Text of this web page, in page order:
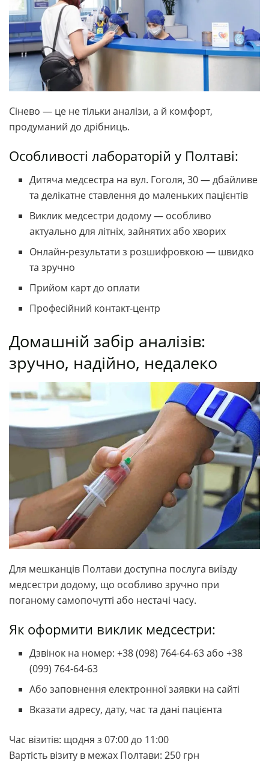
Сінево — це не тільки аналізи, а й комфорт,
продуманий до дрібниць.
Особливості лабораторій у Полтаві:
Дитяча медсестра на вул. Гоголя, 30 — дбайливе
та делікатне ставлення до маленьких пацієнтів
Виклик медсестри додому — особливо
актуально для літніх, зайнятих або хворих
Онлайн-результати з розшифровкою — швидко
та зручно
Прийом карт до оплати
Професійний контакт-центр
Домашній забір аналізів:
зручно, надійно, недалеко
Для мешканців Полтави доступна послуга виїзду
медсестри додому, що особливо зручно при
поганому самопочутті або нестачі часу.
Як оформити виклик медсестри:
Дзвінок на номер: +38 (098) 764-64-63 або +38
(099) 764-64-63
Або заповнення електронної заявки на сайті
Вказати адресу, дату, час та дані пацієнта
Час візитів: щодня з 07:00 до 11:00
Вартість візиту в межах Полтави: 250 грн